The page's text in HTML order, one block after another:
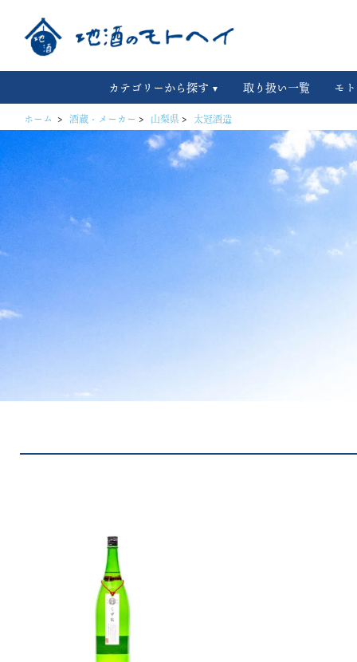
カテゴリーから探す 取り扱い一覧 モ
ホーム > 酒蔵・メーカー > 山梨県> 太冠酒造